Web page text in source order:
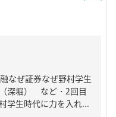
なぜ証券なぜ野村学生
深堀） など・2回目
学生時代に力を入れ...